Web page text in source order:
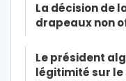
La décision de
drapeaux non
Le président
légitimité sur le